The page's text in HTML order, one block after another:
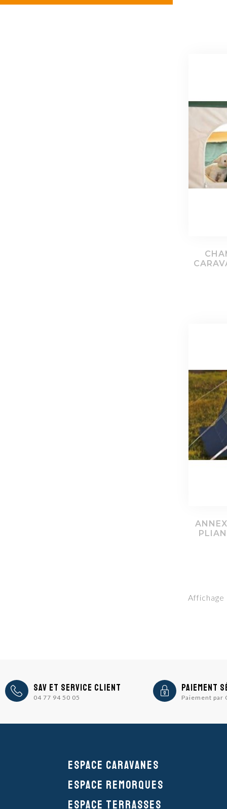
icon SAV et Service Client
04 77 94 50 05
icon Paiement
Paiement par
Espace caravanes
Espace remorques
Espace Terrasses